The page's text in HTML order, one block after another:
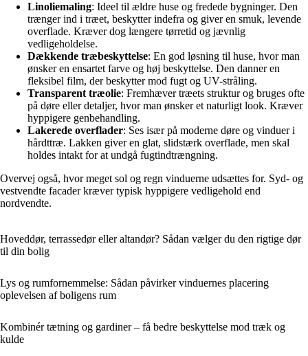
Linoliemaling: Ideel til ældre huse og fredede bygninger. Den
trænger ind i træet, beskytter indefra og giver en smuk, levende
overflade. Kræver dog længere tørretid og jævnlig
vedligeholdelse.
Dækkende træbeskyttelse: En god løsning til huse, hvor man
ønsker en ensartet farve og høj beskyttelse. Den danner en
fleksibel film, der beskytter mod fugt og UV-stråling.
Transparent træolie: Fremhæver træets struktur og bruges ofte
på døre eller detaljer, hvor man ønsker et naturligt look. Kræver
hyppigere genbehandling.
Lakerede overflader: Ses især på moderne døre og vinduer i
hårdttræ. Lakken giver en glat, slidstærk overflade, men skal
holdes intakt for at undgå fugtindtrængning.
Overvej også, hvor meget sol og regn vinduerne udsættes for. Syd- og
vestvendte facader kræver typisk hyppigere vedligehold end
nordvendte.
Hoveddør, terrassedør eller altandør? Sådan vælger du den rigtige dør
til din bolig
Lys og rumfornemmelse: Sådan påvirker vinduernes placering
oplevelsen af boligens rum
Kombinér tætning og gardiner – få bedre beskyttelse mod træk og
kulde